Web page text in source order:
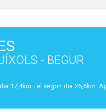
- BEGUR
17,4km i el segon dia 25,6km.